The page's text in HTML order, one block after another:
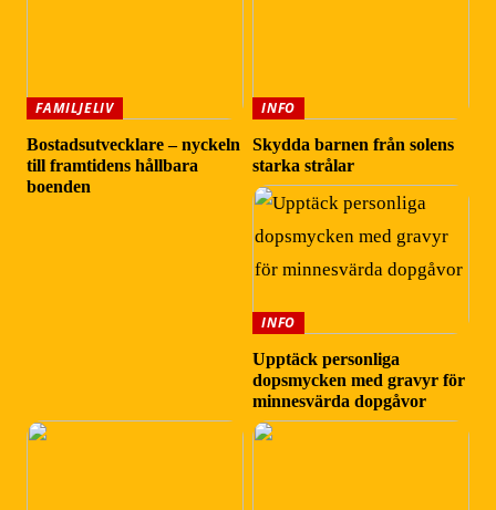
FAMILJELIV
Bostadsutvecklare – nyckeln
till framtidens hållbara
boenden
INFO
Skydda barnen från solens
starka strålar
INFO
Upptäck personliga
dopsmycken med gravyr för
minnesvärda dopgåvor